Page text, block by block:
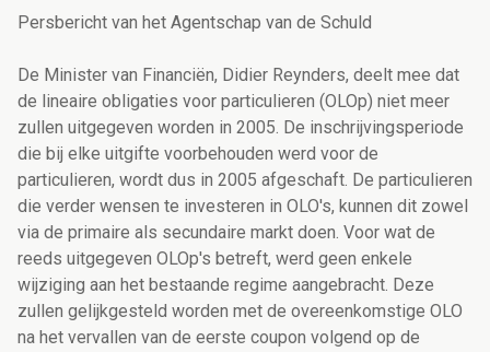
Persbericht van het Agentschap van de Schuld
De Minister van Financiën, Didier Reynders, deelt mee dat
de lineaire obligaties voor particulieren (OLOp) niet meer
zullen uitgegeven worden in 2005. De inschrijvingsperiode
die bij elke uitgifte voorbehouden werd voor de
particulieren, wordt dus in 2005 afgeschaft. De particulieren
die verder wensen te investeren in OLO's, kunnen dit zowel
via de primaire als secundaire markt doen. Voor wat de
reeds uitgegeven OLOp's betreft, werd geen enkele
wijziging aan het bestaande regime aangebracht. Deze
zullen gelijkgesteld worden met de overeenkomstige OLO
na het vervallen van de eerste coupon volgend op de